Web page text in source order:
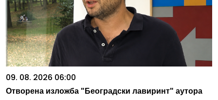
09. 08. 2026 06:00
Отворена изложба "Београдски лавиринт" аутора